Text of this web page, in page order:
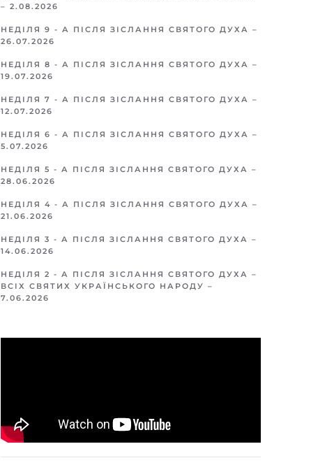
– 2.08.2026
НЕДІЛЯ 9 - А ПІСЛЯ ЗІСЛАННЯ СВЯТОГО ДУХА –
26.07.2026
НЕДІЛЯ 8 - А ПІСЛЯ ЗІСЛАННЯ СВЯТОГО ДУХА –
19.07.2026
НЕДІЛЯ 7 - А ПІСЛЯ ЗІСЛАННЯ СВЯТОГО ДУХА –
12.07.2026
НЕДІЛЯ 6 - А ПІСЛЯ ЗІСЛАННЯ СВЯТОГО ДУХА –
5.07.2026
НЕДІЛЯ 5 - А ПІСЛЯ ЗІСЛАННЯ СВЯТОГО ДУХА –
28.06.2026
НЕДІЛЯ 4 - А ПІСЛЯ ЗІСЛАННЯ СВЯТОГО ДУХА –
21.06.2026
НЕДІЛЯ 3 - А ПІСЛЯ ЗІСЛАННЯ СВЯТОГО ДУХА –
14.06.2026
НЕДІЛЯ 2 - А ПІСЛЯ ЗІСЛАННЯ СВЯТОГО ДУХА –
ВСІХ СВЯТИХ УКРАЇНСЬКОГО НАРОДУ –
7.06.2026